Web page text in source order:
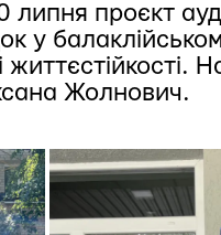
проєкт
у
Жолнович.